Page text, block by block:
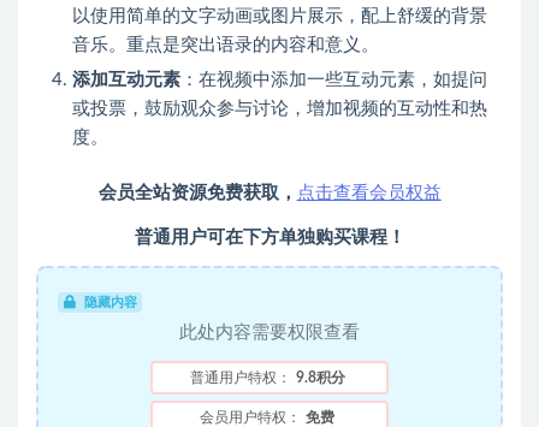
以使用简单的文字动画或图片展示，配上舒缓的背景
音乐。重点是突出语录的内容和意义。
添加互动元素 ：在视频中添加一些互动元素，如提问
或投票，鼓励观众参与讨论，增加视频的互动性和热
度。
会员全站资源免费获取， 点击查看会员权益
普通用户可在下方单独购买课程！
隐藏内容
此处内容需要权限查看
普通用户特权： 9.8积分
会员用户特权： 免费